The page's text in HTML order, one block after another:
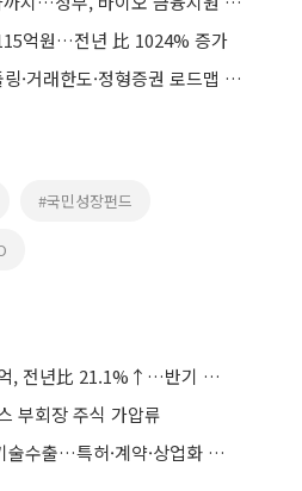
억원…전년 比 1024% 증가
STO 하위법규 예상안, 풀링·거래한도·정형증권 로드맵 제시
#국민성장펀드
보령, 상반기 영업익 440억, 전년比 21.1%↑…반기 역대 최대
부회장 주식 가압류
알테오젠, 올해만 1.8조 기술수출…특허·계약·상업화 ‘삼박자’